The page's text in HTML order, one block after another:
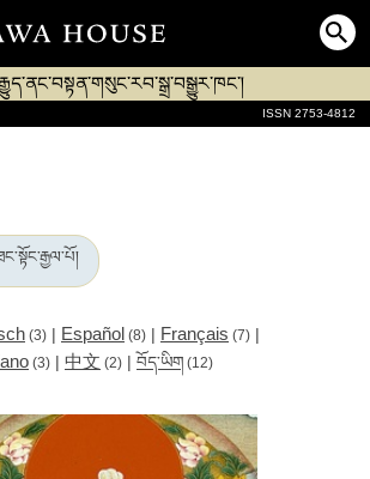
ISSN 2753-4812
(3) | Español (8) | Français (7) |
(3) | 中文 (2) | བོད་ཡིག (12)